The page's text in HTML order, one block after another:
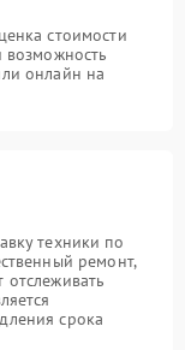
стоимости
возможность
онлайн на
техники по
ремонт,
срока